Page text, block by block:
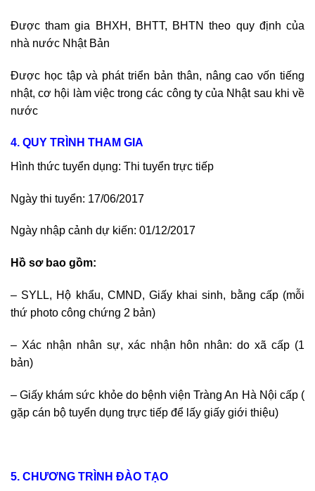
Được tham gia BHXH, BHTT, BHTN theo quy định của
nhà nước Nhật Bản
Được học tập và phát triển bản thân, nâng cao vốn tiếng
nhật, cơ hội làm việc trong các công ty của Nhật sau khi về
nước
4. QUY TRÌNH THAM GIA
Hình thức tuyển dụng: Thi tuyển trực tiếp
Ngày thi tuyển: 17/06/2017
Ngày nhập cảnh dự kiến: 01/12/2017
Hồ sơ bao gồm:
– SYLL, Hộ khẩu, CMND, Giấy khai sinh, bằng cấp (mỗi
thứ photo công chứng 2 bản)
– Xác nhận nhân sự, xác nhận hôn nhân: do xã cấp (1
bản)
– Giấy khám sức khỏe do bệnh viện Tràng An Hà Nội cấp (
gặp cán bộ tuyển dụng trực tiếp để lấy giấy giới thiệu)
5. CHƯƠNG TRÌNH ĐÀO TẠO